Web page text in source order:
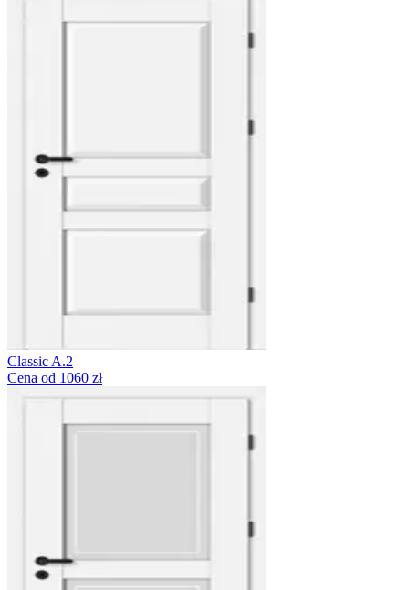
Classic A.2
Cena od 1060 zł